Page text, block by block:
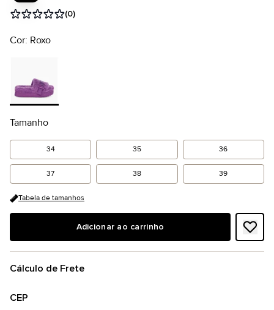
(0)
Cor: Roxo
Tamanho
34 35 36
37 38 39
Tabela de tamanhos
Adicionar ao carrinho
Cálculo de Frete
CEP